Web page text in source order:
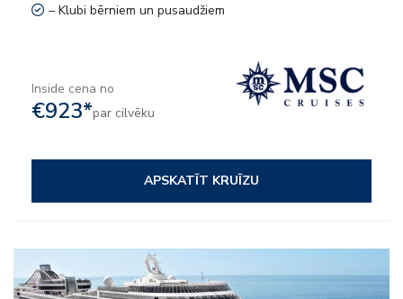
– Klubi bērniem un pusaudžiem
Inside cena no
€923*par cilvēku
APSKATĪT KRUĪZU
– Viss iekļauts